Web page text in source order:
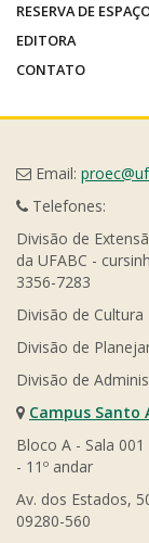
RESERVA DE
EDITORA
CONTATO
Email:
Telefones:
Divisão de
da UFABC -
3356-7283
Divisão de
Divisão de
Divisão de
Campus Santo
Bloco A - Sala
- 11º andar
Av. dos Estados,
09280-560